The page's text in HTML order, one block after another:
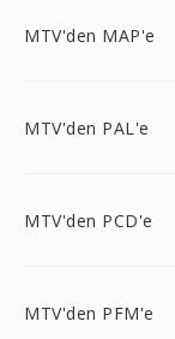
MTV'den MAP'e
MTV'den PAL'e
MTV'den PCD'e
MTV'den PFM'e